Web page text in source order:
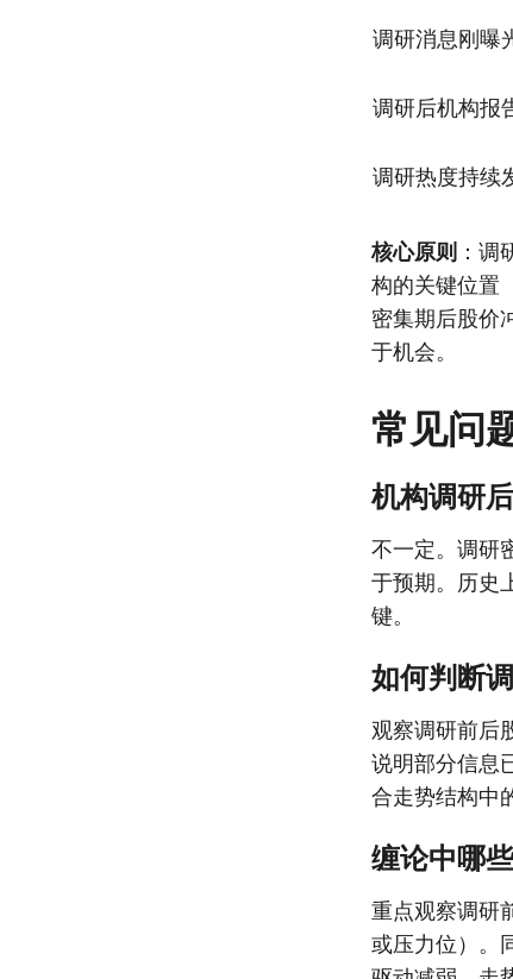
调研消息刚曝
调研后机构报
调研热度持续
核心原则 ：调
构的关键位置
密集期后股价
于机会。
常见问
机构调研
不一定。调研
于预期。历史
键。
如何判断
观察调研前后
说明部分信息
合走势结构中
缠论中哪
重点观察调研
或压力位）。